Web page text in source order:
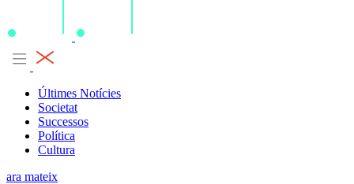
Últimes Notícies
Societat
Successos
Política
Cultura
ara mateix